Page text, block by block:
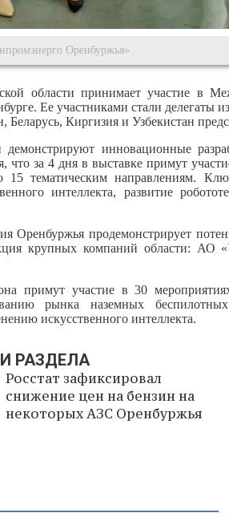
Оренбуржья»
области принимает участие в
Ее участниками стали делегаты
Беларусь, Киргизия и Узбекистан
демонстрируют инновационные
что за 4 дня в выставке примут
15 тематическим направлениям.
интеллекта, развитие
Оренбуржья продемонстрирует
крупных компаний области:
примут участие в 30
рынка наземных беспилотных
искусственного интеллекта.
РАЗДЕЛА
Росстат зафиксировал
снижение цен на бензин на
некоторых АЗС Оренбуржья